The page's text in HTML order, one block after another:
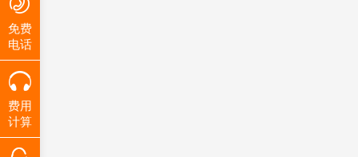
免费
电话
费用
计算